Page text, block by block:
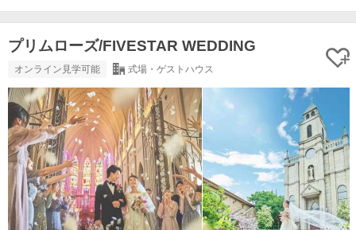
プリムローズ/FIVESTAR WEDDING
オンライン見学可能 式場・ゲストハウス